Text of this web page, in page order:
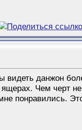
данжон
Чем черт
понравились.